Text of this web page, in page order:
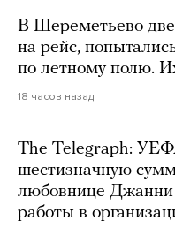
В Шереметьево
на рейс,
по летному полю.
18 часов назад
The Telegraph:
шестизначную
любовнице Джанни
работы в